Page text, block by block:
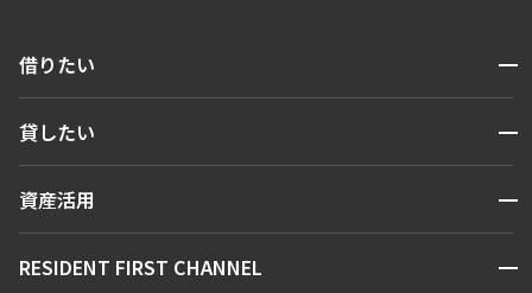
借りたい 開閉
人気エリアから探す
貸したい 開閉
お問い合わせ
資産活用 開閉
お問い合わせ
RESIDENT FIRST CHANNEL 開閉